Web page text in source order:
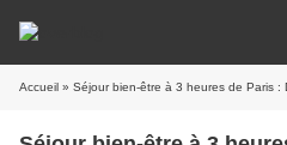
Accueil » Séjour bien-être à 3 heures de Paris : Découvrez